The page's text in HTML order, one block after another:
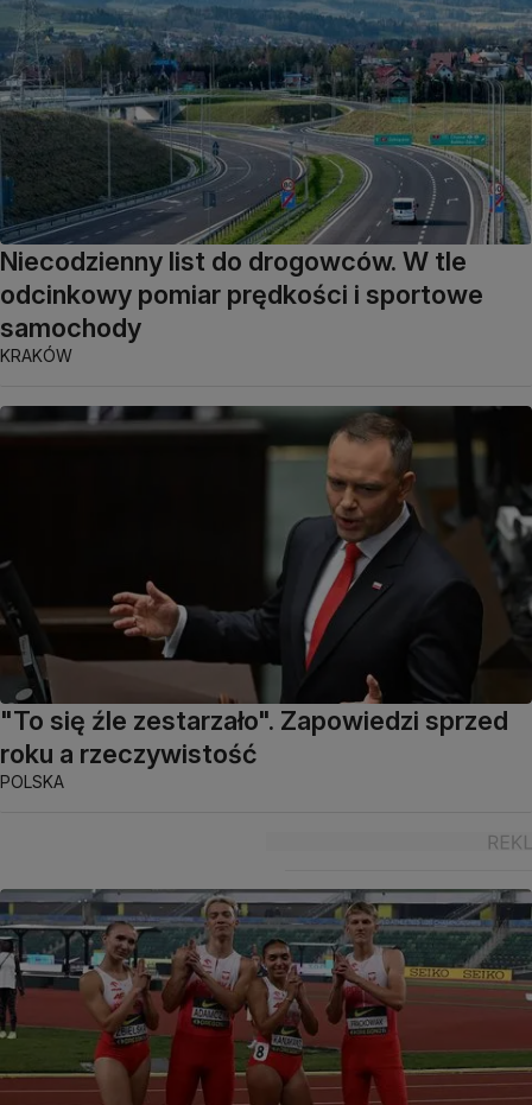
Niecodzienny list do drogowców. W tle
odcinkowy pomiar prędkości i sportowe
samochody
KRAKÓW
"To się źle zestarzało". Zapowiedzi sprzed
roku a rzeczywistość
POLSKA